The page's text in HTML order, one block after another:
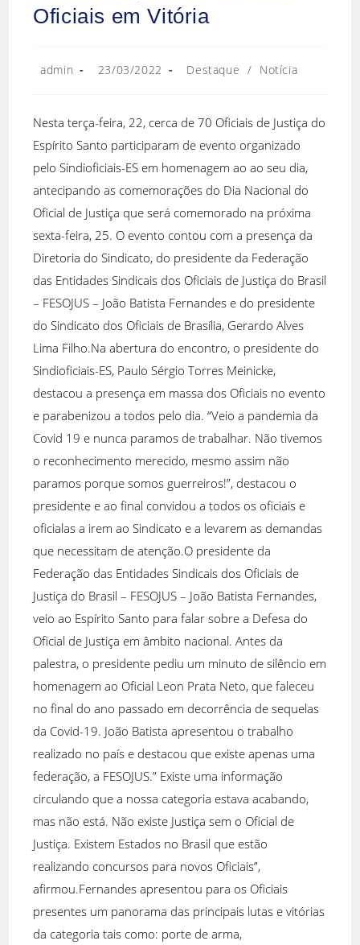
Oficiais em Vitória
admin 23/03/2022 Destaque / Notícia
Nesta terça-feira, 22, cerca de 70 Oficiais de Justiça do
Espírito Santo participaram de evento organizado
pelo Sindioficiais-ES em homenagem ao ao seu dia,
antecipando as comemorações do Dia Nacional do
Oficial de Justiça que será comemorado na próxima
sexta-feira, 25. O evento contou com a presença da
Diretoria do Sindicato, do presidente da Federação
das Entidades Sindicais dos Oficiais de Justiça do Brasil
– FESOJUS – João Batista Fernandes e do presidente
do Sindicato dos Oficiais de Brasília, Gerardo Alves
Lima Filho.Na abertura do encontro, o presidente do
Sindioficiais-ES, Paulo Sérgio Torres Meinicke,
destacou a presença em massa dos Oficiais no evento
e parabenizou a todos pelo dia. “Veio a pandemia da
Covid 19 e nunca paramos de trabalhar. Não tivemos
o reconhecimento merecido, mesmo assim não
paramos porque somos guerreiros!”, destacou o
presidente e ao final convidou a todos os oficiais e
oficialas a irem ao Sindicato e a levarem as demandas
que necessitam de atenção.O presidente da
Federação das Entidades Sindicais dos Oficiais de
Justiça do Brasil – FESOJUS – João Batista Fernandes,
veio ao Espírito Santo para falar sobre a Defesa do
Oficial de Justiça em âmbito nacional. Antes da
palestra, o presidente pediu um minuto de silêncio em
homenagem ao Oficial Leon Prata Neto, que faleceu
no final do ano passado em decorrência de sequelas
da Covid-19. João Batista apresentou o trabalho
realizado no país e destacou que existe apenas uma
federação, a FESOJUS.” Existe uma informação
circulando que a nossa categoria estava acabando,
mas não está. Não existe Justiça sem o Oficial de
Justiça. Existem Estados no Brasil que estão
realizando concursos para novos Oficiais”,
afirmou.Fernandes apresentou para os Oficiais
presentes um panorama das principais lutas e vitórias
da categoria tais como: porte de arma,